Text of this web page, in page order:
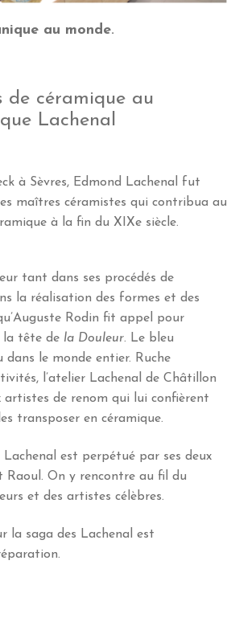
au monde.
de céramique au
Lachenal
à Sèvres, Edmond Lachenal fut
maîtres céramistes qui contribua au
à la fin du XIXe siècle.
tant dans ses procédés de
la réalisation des formes et des
Rodin fit appel pour
la tête de la Douleur. Le bleu
dans le monde entier. Ruche
l’atelier Lachenal de Châtillon
artistes de renom qui lui confièrent
transposer en céramique.
Lachenal est perpétué par ses deux
Raoul. On y rencontre au fil du
et des artistes célèbres.
la saga des Lachenal est